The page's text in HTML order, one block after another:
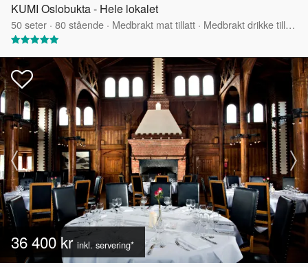
KUMI Oslobukta - Hele lokalet
50seter · 80stående · Medbrakt mat tillatt · Medbrakt drikke tillatt
36 400 krinkl. servering*